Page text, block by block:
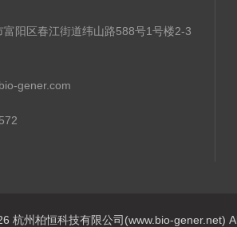
阳区春江街道纬山路588号1号楼2-3
gener.com
杭州柏恒科技有限公司(www.bio-